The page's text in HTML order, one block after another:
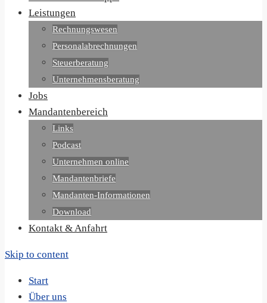
Leistungen
Rechnungswesen
Personalabrechnungen
Steuerberatung
Unternehmensberatung
Jobs
Mandantenbereich
Links
Podcast
Unternehmen online
Mandantenbriefe
Mandanten-Informationen
Download
Kontakt & Anfahrt
Skip to content
Start
Über uns